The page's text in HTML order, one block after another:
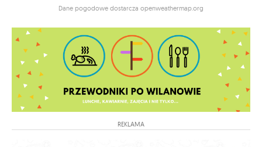
Dane pogodowe dostarcza openweathermap.org
REKLAMA